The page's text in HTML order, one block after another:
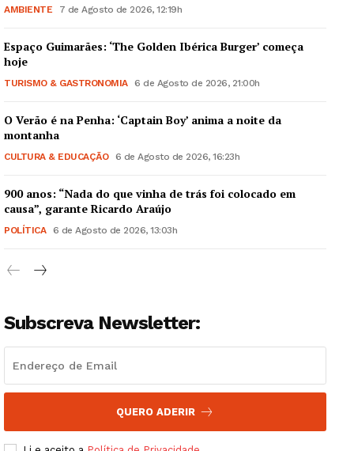
Guimarães, agora!
Institucional
Artigos
Edição Digital
Grande Entrevista
AMBIENTE 7 de Agosto de 2026, 12:19h
Espaço Guimarães: ‘The Golden Ibérica Burger’ começa
hoje
TURISMO & GASTRONOMIA 6 de Agosto de 2026, 21:00h
O Verão é na Penha: ‘Captain Boy’ anima a noite da
montanha
CULTURA & EDUCAÇÃO 6 de Agosto de 2026, 16:23h
900 anos: “Nada do que vinha de trás foi colocado em
causa”, garante Ricardo Araújo
POLÍTICA 6 de Agosto de 2026, 13:03h
Subscreva Newsletter:
QUERO ADERIR